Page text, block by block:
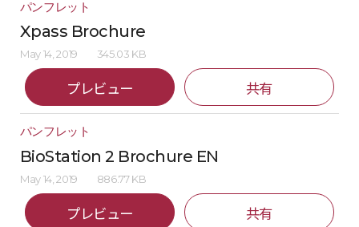
パンフレット
Xpass Brochure
May 14, 2019 345.03 KB
プレビュー 共有
パンフレット
BioStation 2 Brochure EN
May 14, 2019 886.77 KB
プレビュー 共有